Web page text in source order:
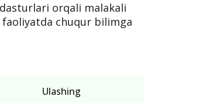
orqali malakali
faoliyatda chuqur bilimga
Ulashing